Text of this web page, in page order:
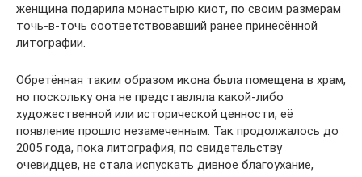
женщина подарила монастырю киот, по своим размерам
точь-в-точь соответствовавший ранее принесённой
литографии.
Обретённая таким образом икона была помещена в храм,
но поскольку она не представляла какой-либо
художественной или исторической ценности, её
появление прошло незамеченным. Так продолжалось до
2005 года, пока литография, по свидетельству
очевидцев, не стала испускать дивное благоухание,